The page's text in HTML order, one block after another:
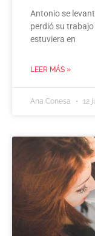
Antonio se
perdió su
estuviera en
LEER MÁS »
Ana Conesa 12